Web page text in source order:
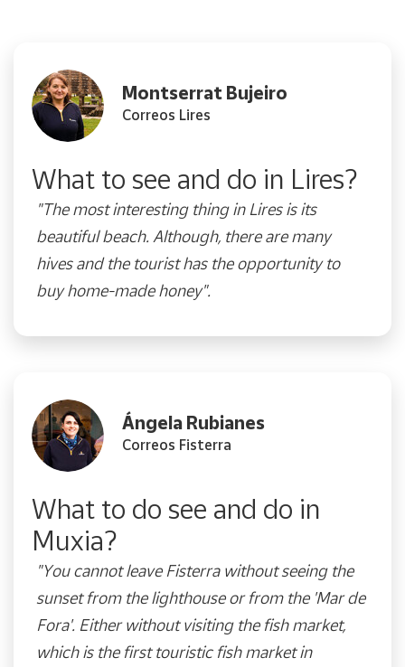
What to see and do in Lires?
Montserrat Bujeiro
Correos Lires
"The most interesting thing in Lires is its
beautiful beach. Although, there are many
hives and the tourist has the opportunity to
buy home-made honey".
What to do see and do in
Muxia?
Ángela Rubianes
Correos Fisterra
"You cannot leave Fisterra without seeing the
sunset from the lighthouse or from the 'Mar de
Fora'. Either without visiting the fish market,
which is the first touristic fish market in